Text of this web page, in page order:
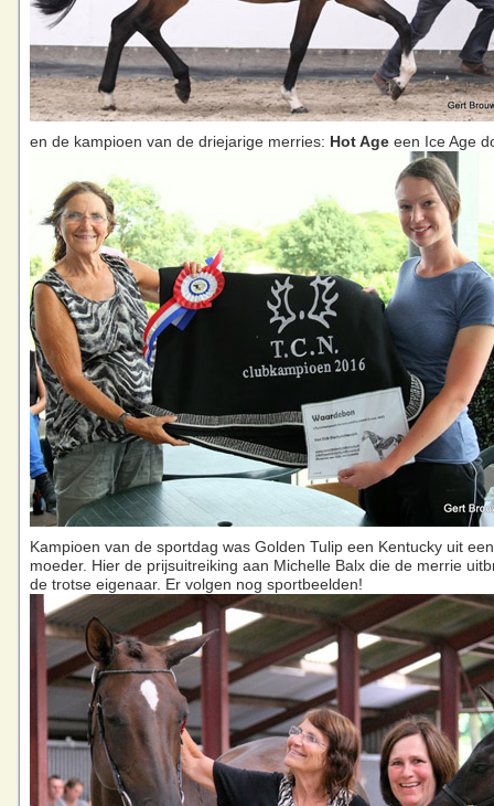
en de kampioen van de driejarige merries: Hot Age een Ice Age
Kampioen van de sportdag was Golden Tulip een Kentucky uit
moeder. Hier de prijsuitreiking aan Michelle Balx die de merrie
de trotse eigenaar. Er volgen nog sportbeelden!